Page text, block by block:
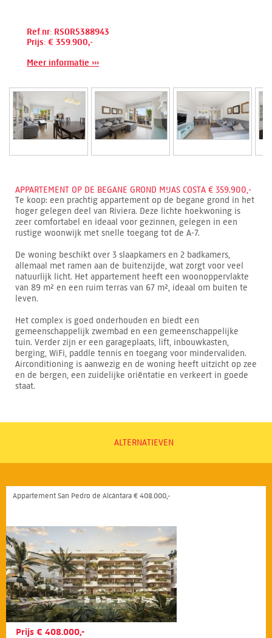
Ref.nr: RSOR5388943
Prijs: € 359.900,-
Meer informatie ›››
APPARTEMENT OP DE BEGANE GROND MIJAS COSTA € 359.900,-
Te koop: een prachtig appartement op de begane grond in het
hoger gelegen deel van Riviera. Deze lichte hoekwoning is
zeer comfortabel en ideaal voor gezinnen, gelegen in een
rustige woonwijk met snelle toegang tot de A-7.
De woning beschikt over 3 slaapkamers en 2 badkamers,
allemaal met ramen aan de buitenzijde, wat zorgt voor veel
natuurlijk licht. Het appartement heeft een woonoppervlakte
van 89 m² en een ruim terras van 67 m², ideaal om buiten te
leven.
Het complex is goed onderhouden en biedt een
gemeenschappelijk zwembad en een gemeenschappelijke
tuin. Verder zijn er een garageplaats, lift, inbouwkasten,
berging, WiFi, paddle tennis en toegang voor mindervaliden.
Airconditioning is aanwezig en de woning heeft uitzicht op zee
en de bergen, een zuidelijke oriëntatie en verkeert in goede
staat.
ALTERNATIEVEN
Appartement San Pedro de Alcántara € 408.000,-
Prijs € 408.000,-